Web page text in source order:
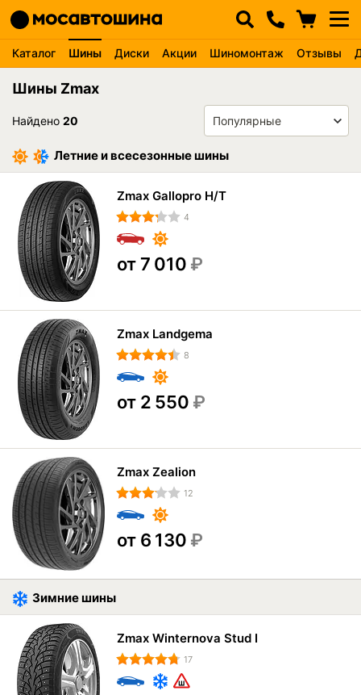
Каталог Шины Диски Акции Шиномонтаж Отзывы
Шины Zmax
Найдено 20
Летние и всесезонные шины
Zmax Gallopro H/T
4
от 7 010 ₽
Zmax Landgema
8
от 2 550 ₽
Zmax Zealion
12
от 6 130 ₽
Зимние шины
Zmax Winternova Stud I
17